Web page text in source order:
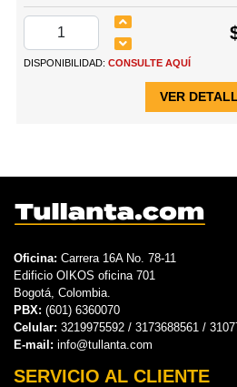
DISPONIBILIDAD: CONSULTE AQUÍ
VER
Oficina: Carrera 16A No. 78-11
Edificio OIKOS oficina 701
Bogotá, Colombia.
PBX: (601) 6360070
Celular: 3219975592 / 3173688561 /
E-mail: info@tullanta.com
SERVICIO AL CLIENTE